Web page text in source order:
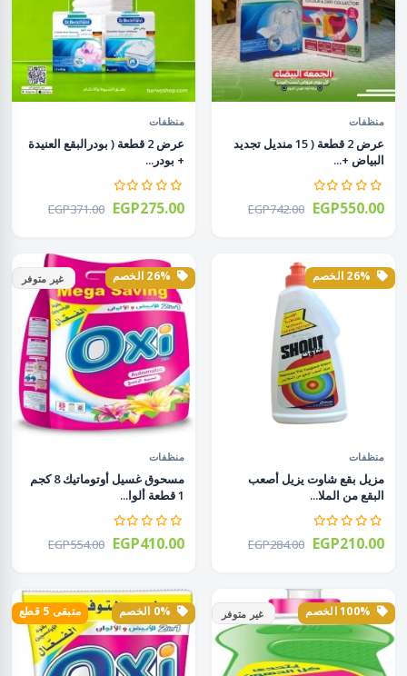
منظفات
عرض 2 قطعة ( 15 منديل تجديد
البياض +...
EGP742.00 EGP550.00
منظفات
عرض 2 قطعة ( بودرالبقع العنيدة
+ بودر...
EGP371.00 EGP275.00
منظفات
مزيل بقع شاوت يزيل أصعب
البقع من الملا...
EGP284.00 EGP210.00
غير متوفر
منظفات
مسحوق غسيل أوتوماتيك 8 كجم
1 قطعة ألوا...
EGP554.00 EGP410.00
غير متوفر متبقى 5 قطع